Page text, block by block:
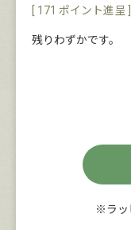
171 ポイント進呈 ]
残りわずかです。
※ラッ